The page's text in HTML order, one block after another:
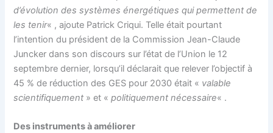
d’évolution des systèmes énergétiques qui permettent de
les tenir« , ajoute Patrick Criqui. Telle était pourtant
l’intention du président de la Commission Jean-Claude
Juncker dans son discours sur l’état de l’Union le 12
septembre dernier, lorsqu’il déclarait que relever l’objectif à
45 % de réduction des GES pour 2030 était « valable
scientifiquement » et «politiquement nécessaire« .
Des instruments à améliorer